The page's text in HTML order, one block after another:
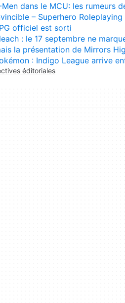
Men dans le MCU: les rumeurs
– Superhero
officiel est sorti
: le 17 septembre ne
la présentation de Mirrors
: Indigo League arrive
éditoriales